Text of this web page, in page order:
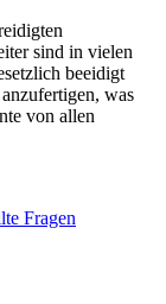
sind in vielen
beeidigt
anzufertigen, was
von allen
Fragen